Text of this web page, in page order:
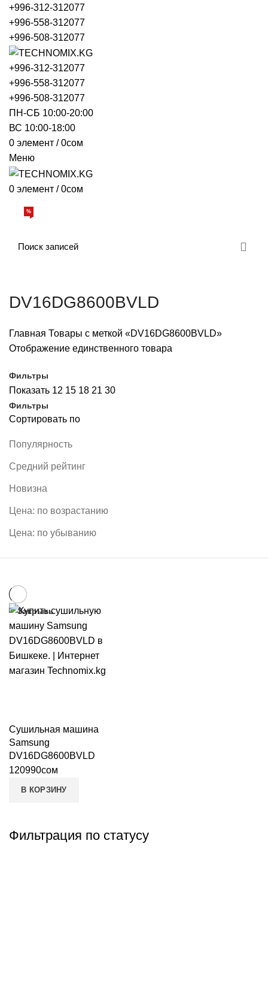
+996-312-312077
+996-558-312077
+996-508-312077
+996-312-312077
+996-558-312077
+996-508-312077
ПН-СБ 10:00-20:00
ВС 10:00-18:00
0 элемент / 0сом
Меню
0 элемент / 0сом
АКЦИИ
%
DV16DG8600BVLD
Фильтрация по статусу
Главная Товары с меткой «DV16DG8600BVLD»
Отображение единственного товара
Фильтры
Показать 12 15 18 21 30
Фильтры
Сортировать по
Популярность
Средний рейтинг
Новизна
Цена: по возрастанию
Цена: по убыванию
Закрыть
Сушильная машина
Samsung
DV16DG8600BVLD
120990сом
В КОРЗИНУ